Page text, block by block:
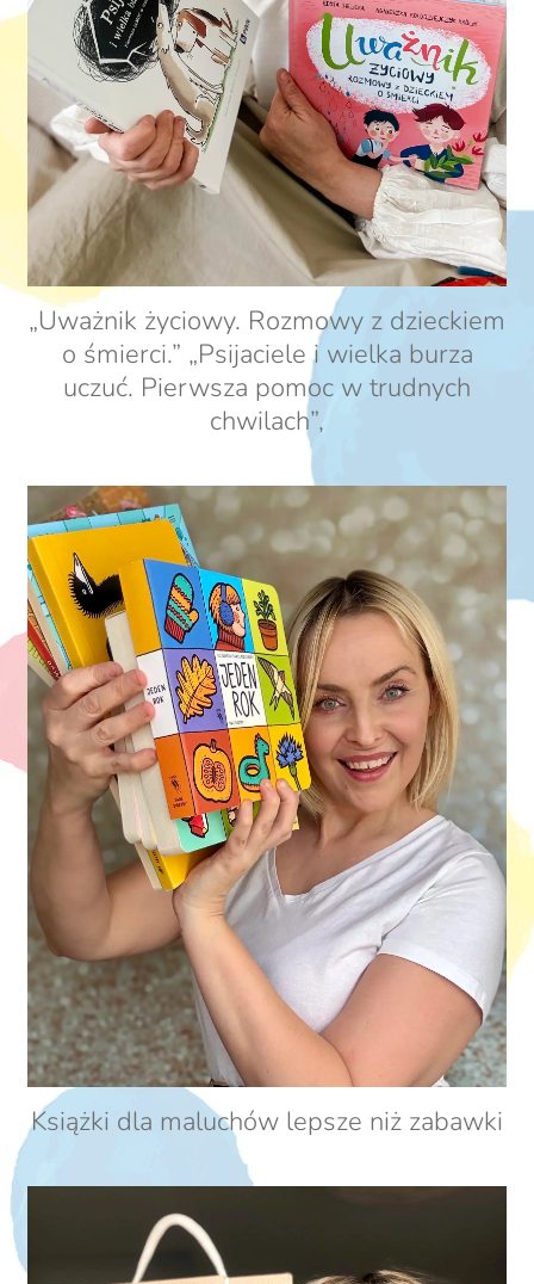
„Uważnik życiowy. Rozmowy z dzieckiem
o śmierci.” „Psijaciele i wielka burza
uczuć. Pierwsza pomoc w trudnych
chwilach”,
Książki dla maluchów lepsze niż zabawki